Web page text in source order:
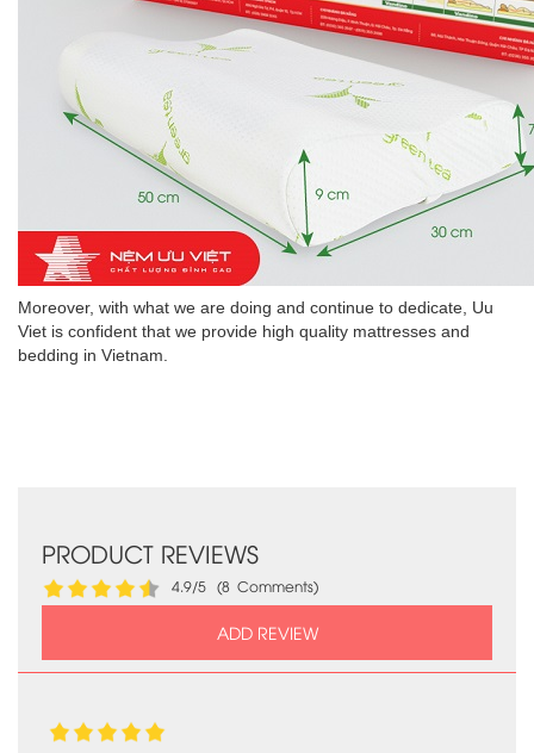
Moreover, with what we are doing and continue to dedicate, Uu
Viet is confident that we provide high quality mattresses and
bedding in Vietnam.
PRODUCT REVIEWS
4.9/5 (8 Comments)
ADD REVIEW